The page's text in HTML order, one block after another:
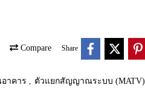
Compare Share
าคาร ตัวแยกสัญญาณระบบ (MATV)